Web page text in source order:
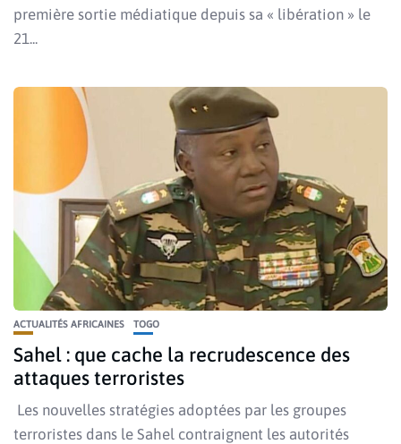
première sortie médiatique depuis sa « libération » le
21...
ACTUALITÉS AFRICAINES TOGO
Sahel : que cache la recrudescence des
attaques terroristes
Les nouvelles stratégies adoptées par les groupes
terroristes dans le Sahel contraignent les autorités